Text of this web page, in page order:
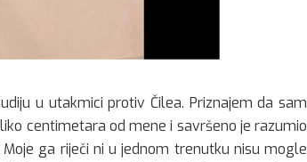
u utakmici protiv Čilea. Priznajem da sam
centimetara od mene i savršeno je razumio
ga riječi ni u jednom trenutku nisu mogle